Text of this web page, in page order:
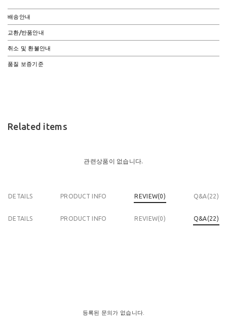
배송안내
교환/반품안내
취소 및 환불안내
품질 보증기준
Related items
관련상품이 없습니다.
DETAILS PRODUCT INFO REVIEW(0) Q&A(22)
DETAILS PRODUCT INFO REVIEW(0) Q&A(22)
등록된 문의가 없습니다.